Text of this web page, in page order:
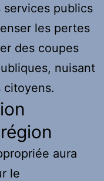
services publics
les pertes
des coupes
nuisant
citoyens.
aura
le